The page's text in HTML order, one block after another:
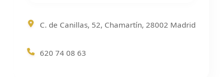
C. de Canillas, 52, Chamartín, 28002 Madrid
620 74 08 63